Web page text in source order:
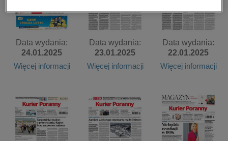
Data wydania:
24.01.2025
Więcej informacji
Data wydania:
23.01.2025
Więcej informacji
Data wydania:
22.01.2025
Więcej informacji